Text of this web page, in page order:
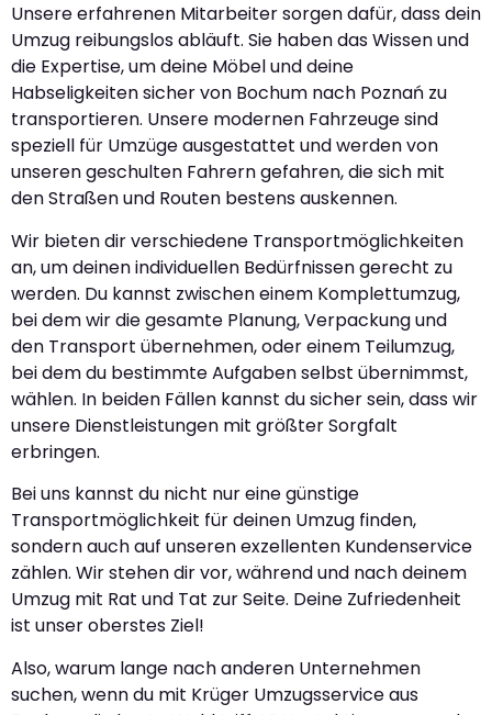
Unsere erfahrenen Mitarbeiter sorgen dafür, dass dein
Umzug reibungslos abläuft. Sie haben das Wissen und
die Expertise, um deine Möbel und deine
Habseligkeiten sicher von Bochum nach Poznań zu
transportieren. Unsere modernen Fahrzeuge sind
speziell für Umzüge ausgestattet und werden von
unseren geschulten Fahrern gefahren, die sich mit
den Straßen und Routen bestens auskennen.
Wir bieten dir verschiedene Transportmöglichkeiten
an, um deinen individuellen Bedürfnissen gerecht zu
werden. Du kannst zwischen einem Komplettumzug,
bei dem wir die gesamte Planung, Verpackung und
den Transport übernehmen, oder einem Teilumzug,
bei dem du bestimmte Aufgaben selbst übernimmst,
wählen. In beiden Fällen kannst du sicher sein, dass wir
unsere Dienstleistungen mit größter Sorgfalt
erbringen.
Bei uns kannst du nicht nur eine günstige
Transportmöglichkeit für deinen Umzug finden,
sondern auch auf unseren exzellenten Kundenservice
zählen. Wir stehen dir vor, während und nach deinem
Umzug mit Rat und Tat zur Seite. Deine Zufriedenheit
ist unser oberstes Ziel!
Also, warum lange nach anderen Unternehmen
suchen, wenn du mit Krüger Umzugsservice aus